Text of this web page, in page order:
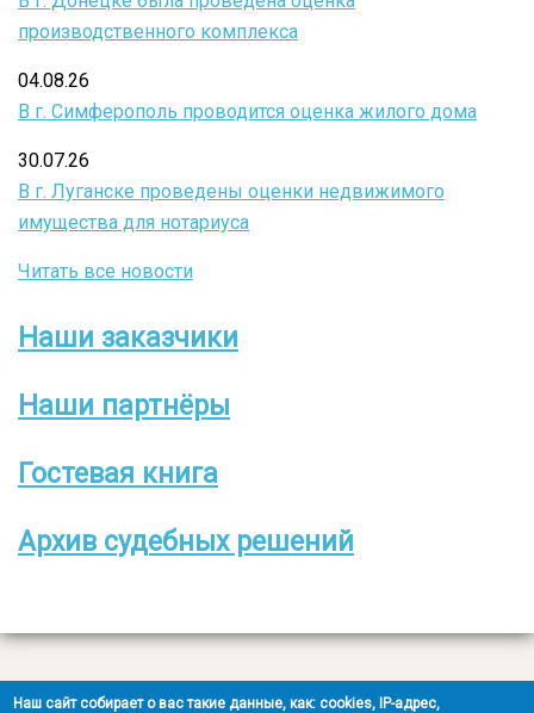
производственного комплекса
04.08.26
В г. Симферополь проводится оценка жилого дома
30.07.26
В г. Луганске проведены оценки недвижимого
имущества для нотариуса
Читать все новости
Боковое
меню
Наши заказчики
Наши партнёры
Гостевая книга
Архив судебных решений
Все права защищены
Наш сайт собирает о вас такие данные, как: cookies, IP-адрес,